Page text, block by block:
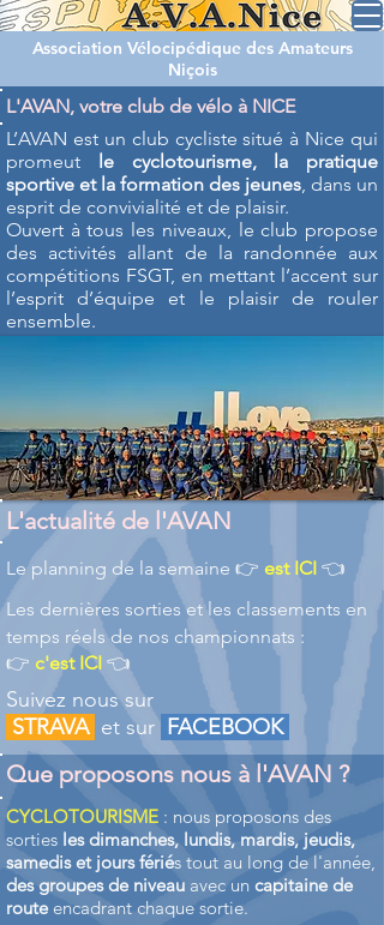
Association Vélocipédique des Amateurs
Niçois
L'AVAN, votre club de vélo à NICE
L’AVAN est un club cycliste situé à Nice qui
promeut le cyclotourisme, la pratique
sportive et la formation des jeunes, dans un
esprit de convivialité et de plaisir.
Ouvert à tous les niveaux, le club propose
des activités allant de la randonnée aux
compétitions FSGT, en mettant l’accent sur
l’esprit d’équipe et le plaisir de rouler
ensemble.
L'actualité de l'AVAN
​Le planning de la semaine 👉 est ICI 👈
Les dernières sorties et les classements en
temps réels de nos championnats :
👉 c'est ICI 👈
Suivez nous sur
STRAVA et sur FACEBOOK
Que proposons nous à l'AVAN ?
CYCLOTOURISME : nous proposons des
sorties les dimanches, lundis, mardis, jeudis,
samedis et jours fériés tout au long de l'année,
des groupes de niveau avec un capitaine de
route encadrant chaque sortie.